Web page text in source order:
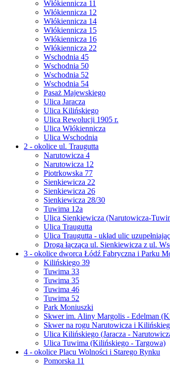
Włókiennicza 11
Włókiennicza 12
Włókiennicza 14
Włókiennicza 15
Włókiennicza 16
Włókiennicza 22
Wschodnia 45
Wschodnia 50
Wschodnia 52
Wschodnia 54
Pasaż Majewskiego
Ulica Jaracza
Ulica Kilińskiego
Ulica Rewolucji 1905 r.
Ulica Włókiennicza
Ulica Wschodnia
2 - okolice ul. Traugutta
Narutowicza 4
Narutowicza 12
Piotrkowska 77
Sienkiewicza 22
Sienkiewicza 26
Sienkiewicza 28/30
Tuwima 12a
Ulica Sienkiewicza (Narutowicza-
Ulica Traugutta
Ulica Traugutta - układ ulic
Droga łącząca ul. Sienkiewicza z ul.
3 - okolice dworca Łódź Fabryczna i Parku
Kilińskiego 39
Tuwima 33
Tuwima 35
Tuwima 46
Tuwima 52
Park Moniuszki
Skwer im. Aliny Margolis - Edelman
Skwer na rogu Narutowicza i
Ulica Kilińskiego (Jaracza -
Ulica Tuwima (Kilińskiego - Targowa)
4 - okolice Placu Wolności i Starego Rynku
Pomorska 11